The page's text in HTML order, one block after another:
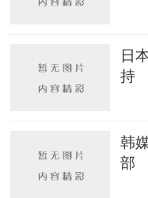
日
持
韩
部